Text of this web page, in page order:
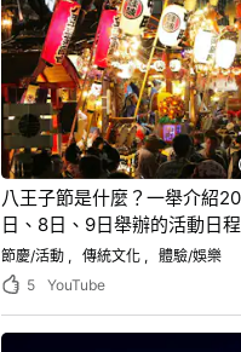
八王子節是什麼？一舉介紹
日、8日、9日舉辦的活動日程
節慶/活動 傳統文化
體驗/娛樂
5
YouTube